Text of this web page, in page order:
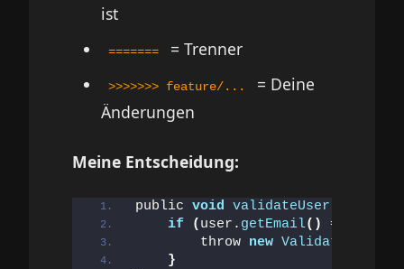
ist
======= = Trenner
>>>>>>> feature/...
= Deine
Änderungen
Meine Entscheidung:
public void validateUser
if
( user. getEmail() ==
        throw
new
}